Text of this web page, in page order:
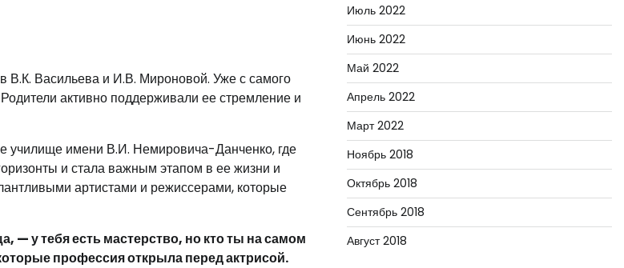
В.К. Васильева и И.В. Мироновой. Уже с самого
активно поддерживали ее стремление и
училище имени В.И. Немировича-Данченко, где
и стала важным этапом в ее жизни и
артистами и режиссерами, которые
— у тебя есть мастерство, но кто ты на самом
профессия открыла перед актрисой.
Июль 2022
Июнь 2022
Май 2022
Апрель 2022
Март 2022
Ноябрь 2018
Октябрь 2018
Сентябрь 2018
Август 2018